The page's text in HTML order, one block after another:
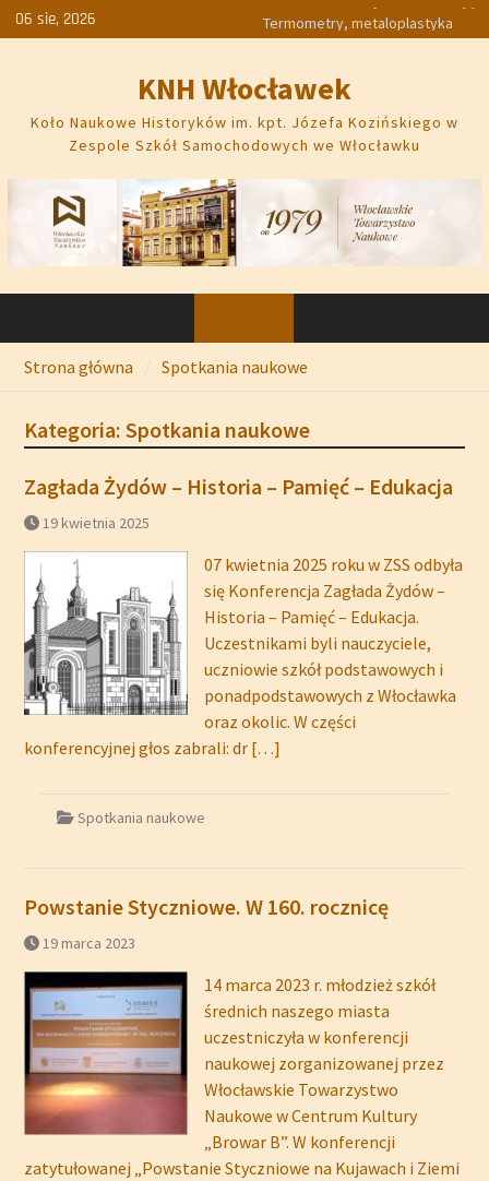
Skip
to
06 sie, 2026
Termometry, metaloplastyka
Plan pracy na rok szkolny
Zamach majowy 1926
Fajans – Forma – Dekoracja 1953–
1981
Włocławskie zabytki z iluminacją
KNH Włocławek
Koło Naukowe Historyków im. kpt. Józefa Kozińskiego w
Zespole Szkół Samochodowych we Włocławku
Strona główna Spotkania naukowe
Kategoria: Spotkania naukowe
Zagłada Żydów – Historia – Pamięć – Edukacja
19 kwietnia 2025
07 kwietnia 2025 roku w ZSS odbyła
się Konferencja Zagłada Żydów –
Historia – Pamięć – Edukacja.
Uczestnikami byli nauczyciele,
uczniowie szkół podstawowych i
ponadpodstawowych z Włocławka
oraz okolic. W części
konferencyjnej głos zabrali: dr […]
Spotkania naukowe
Powstanie Styczniowe. W 160. rocznicę
19 marca 2023
14 marca 2023 r. młodzież szkół
średnich naszego miasta
uczestniczyła w konferencji
naukowej zorganizowanej przez
Włocławskie Towarzystwo
Naukowe w Centrum Kultury
„Browar B”. W konferencji
zatytułowanej „Powstanie Styczniowe na Kujawach i Ziemi